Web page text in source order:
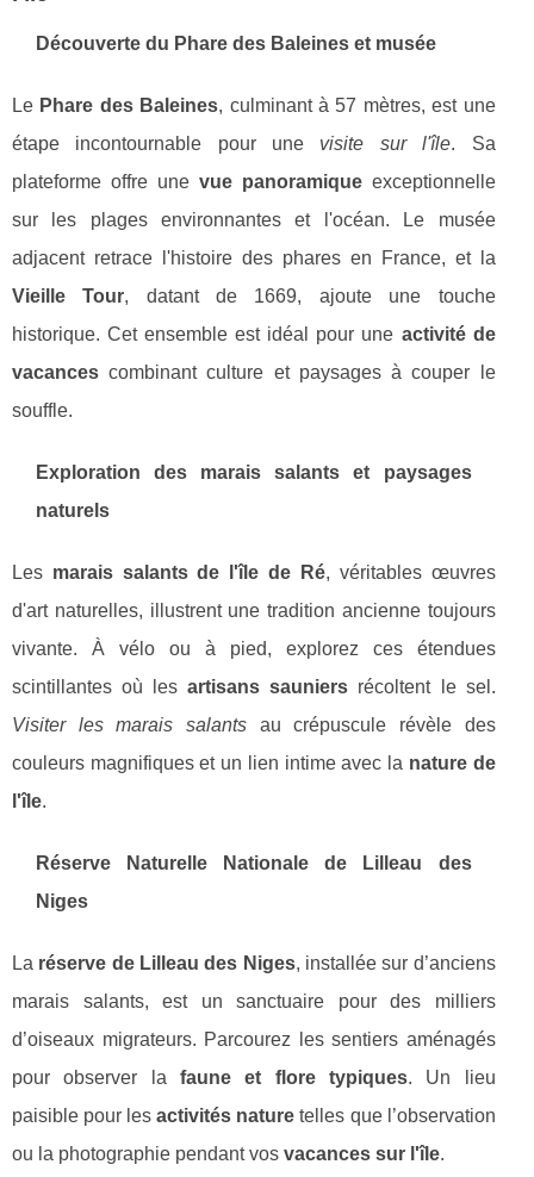
Découverte du Phare des Baleines et musée
Le Phare des Baleines, culminant à 57 mètres, est une
étape incontournable pour une visite sur l'île. Sa
plateforme offre une vue panoramiqueexceptionnelle
sur les plages environnantes et l'océan. Le musée
adjacent retrace l'histoire des phares en France, et la
Vieille Tour, datant de 1669, ajoute une touche
historique. Cet ensemble est idéal pour une activité de
vacances combinant culture et paysages à couper le
souffle.
Exploration des marais salants et paysages
naturels
Les marais salants de l'île de Ré, véritables œuvres
d'art naturelles, illustrent une tradition ancienne toujours
vivante. À vélo ou à pied, explorez ces étendues
scintillantes où lesartisans sauniers récoltent le sel.
Visiter les marais salantsau crépuscule révèle des
couleurs magnifiques et un lien intime avec la nature de
l'île.
Réserve Naturelle Nationale de
Lilleau des
Niges
La réserve de Lilleau des Niges, installée sur d’anciens
marais salants, est un sanctuaire pour des milliers
d’oiseaux migrateurs. Parcourez les sentiers aménagés
pour observer la faune et flore typiques. Un lieu
paisible pour lesactivités nature telles que l’observation
ou la photographie pendant vos vacances sur l'île.